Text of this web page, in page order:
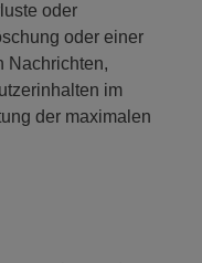
oder
oder einer
Nachrichten,
im
der maximalen